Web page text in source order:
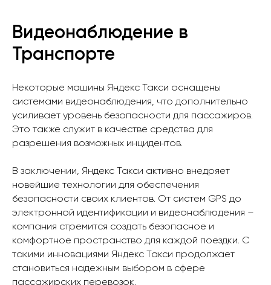
Видеонаблюдение в
Транспорте
Некоторые машины Яндекс Такси оснащены
системами видеонаблюдения, что дополнительно
усиливает уровень безопасности для пассажиров.
Это также служит в качестве средства для
разрешения возможных инцидентов.
В заключении, Яндекс Такси активно внедряет
новейшие технологии для обеспечения
безопасности своих клиентов. От систем GPS до
электронной идентификации и видеонаблюдения –
компания стремится создать безопасное и
комфортное пространство для каждой поездки. С
такими инновациями Яндекс Такси продолжает
становиться надежным выбором в сфере
пассажирских перевозок.